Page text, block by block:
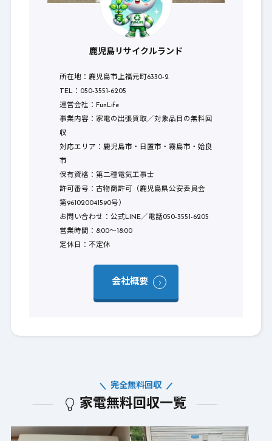
鹿児島リサイクルランド
所在地：鹿児島市上福元町6330-2
TEL：050-3551-6205
運営会社：FunLife
事業内容：家電の出張買取／対象品目の無料回
収
対応エリア：鹿児島市・日置市・霧島市・姶良
市
保有資格：第二種電気工事士
許可番号：古物商許可（鹿児島県公安委員会
第961020041590号）
お問い合わせ：公式LINE／電話050-3551-6205
営業時間：8:00〜18:00
定休日：不定休
会社概要
家電無料回収一覧
完全無料回収